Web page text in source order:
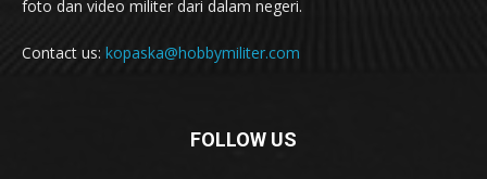
foto dan video militer dari dalam negeri.
Contact us: kopaska@hobbymiliter.com
FOLLOW US